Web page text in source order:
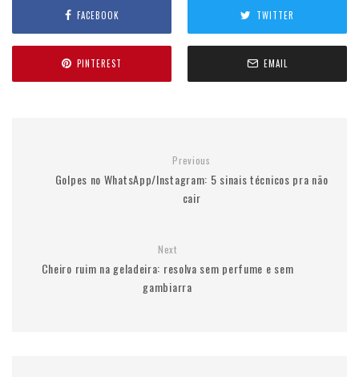
FACEBOOK TWITTER
PINTEREST EMAIL
Previous
Golpes no WhatsApp/Instagram: 5 sinais técnicos pra não
cair
Next
Cheiro ruim na geladeira: resolva sem perfume e sem
gambiarra